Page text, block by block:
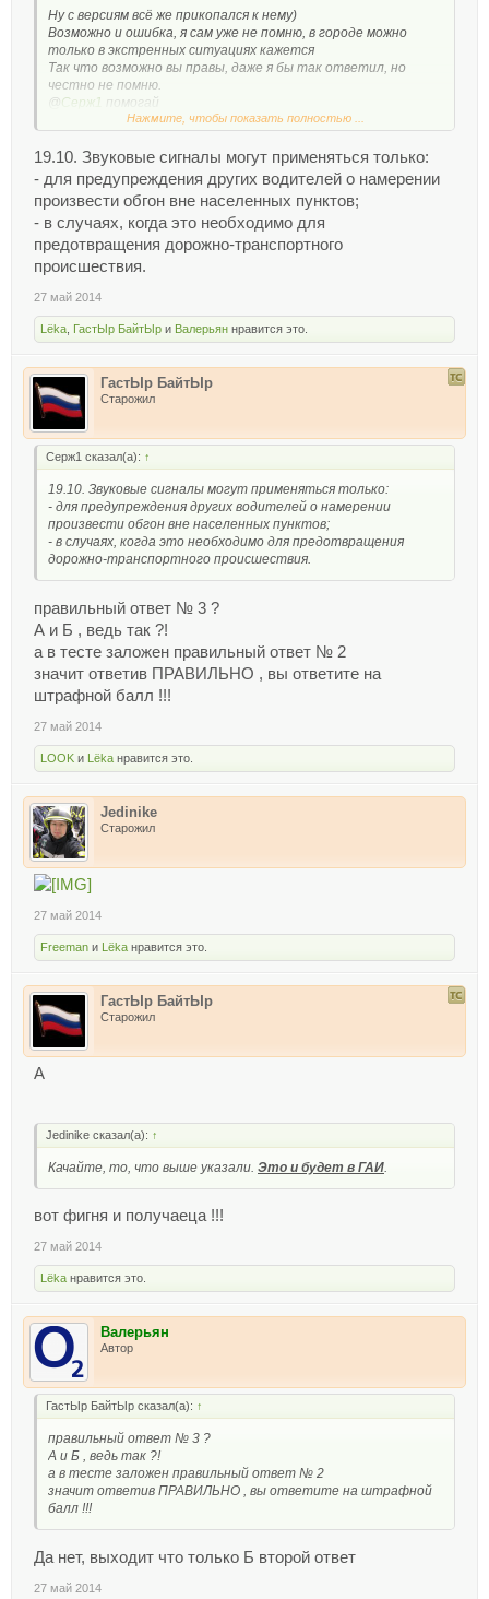
Ну с версиям всё же прикопался к нему)
Возможно и ошибка, я сам уже не помню, в городе можно
только в экстренных ситуациях кажется
Так что возможно вы правы, даже я бы так ответил, но
честно не помню.
@ Серж1 помогай
Но результаты ответов на первом скриншоте улыбают)
Нажмите, чтобы показать полностью ...
19.10. Звуковые сигналы могут применяться только:
- для предупреждения других водителей о намерении
произвести обгон вне населенных пунктов;
- в случаях, когда это необходимо для
предотвращения дорожно-транспортного
происшествия.
27 май 2014
Lёka ГастЫр БайтЫр и Валерьян нравится это.
ГастЫр БайтЫр
Старожил
Серж1 сказал(а): ↑
19.10. Звуковые сигналы могут применяться только:
- для предупреждения других водителей о намерении
произвести обгон вне населенных пунктов;
- в случаях, когда это необходимо для предотвращения
дорожно-транспортного происшествия.
правильный ответ № 3 ?
А и Б , ведь так ?!
а в тесте заложен правильный ответ № 2
значит ответив ПРАВИЛЬНО , вы ответите на
штрафной балл !!!
27 май 2014
LOOK и Lёka нравится это.
Jedinike
Старожил
27 май 2014
Freeman и Lёka нравится это.
ГастЫр БайтЫр
Старожил
А
Jedinike сказал(а): ↑
Качайте, то, что выше указали. Это и будет в ГАИ
вот фигня и получаеца !!!
27 май 2014
Lёka нравится это.
Валерьян
Автор
ГастЫр БайтЫр сказал(а): ↑
правильный ответ № 3 ?
А и Б , ведь так ?!
а в тесте заложен правильный ответ № 2
значит ответив ПРАВИЛЬНО , вы ответите на штрафной
балл !!!
Да нет, выходит что только Б второй ответ
27 май 2014